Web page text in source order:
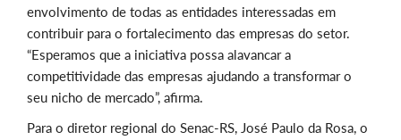
envolvimento de todas as entidades interessadas em
contribuir para o fortalecimento das empresas do setor.
“Esperamos que a iniciativa possa alavancar a
competitividade das empresas ajudando a transformar o
seu nicho de mercado”, afirma.
Para o diretor regional do Senac-RS, José Paulo da Rosa, o